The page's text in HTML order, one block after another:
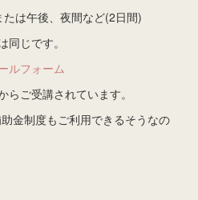
は午後、夜間など(2日間)
同じです。
ルフォーム
ご受講されています。
金制度もご利用できるそうなの